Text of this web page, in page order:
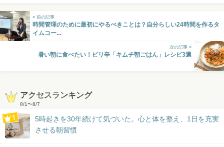
« 前の記事
時間管理のために最初にやるべきことは？自分らしい24時間を作るタ
イムコー...
次の記事 »
暑い朝に食べたい！ピリ辛「キムチ朝ごはん」レシピ3選
アクセスランキング
8/1〜8/7
5時起きを30年続けて気づいた。心と体を整え、1日を充実
させる朝習慣